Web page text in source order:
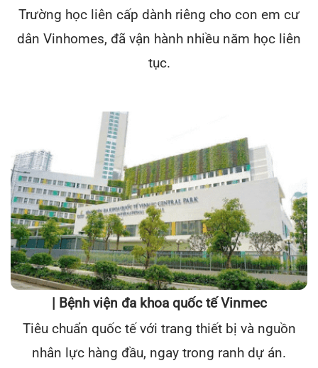
Trường học liên cấp dành riêng cho con em cư
dân Vinhomes, đã vận hành nhiều năm học liên
tục.
| Bệnh viện đa khoa quốc tế Vinmec
Tiêu chuẩn quốc tế với trang thiết bị và nguồn
nhân lực hàng đầu, ngay trong ranh dự án.